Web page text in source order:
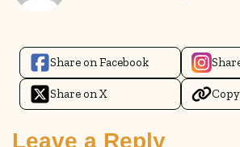
Share on Facebook
Share on X
Leave a Reply